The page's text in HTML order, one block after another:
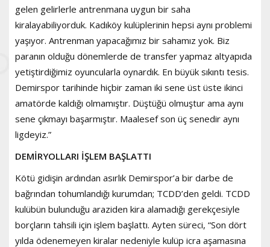
gelen gelirlerle antrenmana uygun bir saha
kiralayabiliyorduk. Kadıköy kulüplerinin hepsi aynı problemi
yaşıyor. Antrenman yapacağımız bir sahamız yok. Biz
paranın olduğu dönemlerde de transfer yapmaz altyapıda
yetiştirdiğimiz oyuncularla oynardık. En büyük sıkıntı tesis.
Demirspor tarihinde hiçbir zaman iki sene üst üste ikinci
amatörde kaldığı olmamıştır. Düştüğü olmuştur ama aynı
sene çıkmayı başarmıştır. Maalesef son üç senedir aynı
ligdeyiz.”
DEMİRYOLLARI İŞLEM BAŞLATTI
Kötü gidişin ardından asırlık Demirspor’a bir darbe de
bağrından tohumlandığı kurumdan; TCDD’den geldi. TCDD
kulübün bulunduğu araziden kira alamadığı gerekçesiyle
borçların tahsili için işlem başlattı. Ayten süreci, “Son dört
yılda ödenemeyen kiralar nedeniyle kulüp icra aşamasına